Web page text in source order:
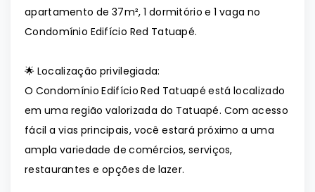
apartamento de 37m², 1 dormitório e 1 vaga no
Condomínio Edifício Red Tatuapé.
🌟 Localização privilegiada:
O Condomínio Edifício Red Tatuapé está localizado
em uma região valorizada do Tatuapé. Com acesso
fácil a vias principais, você estará próximo a uma
ampla variedade de comércios, serviços,
restaurantes e opções de lazer.